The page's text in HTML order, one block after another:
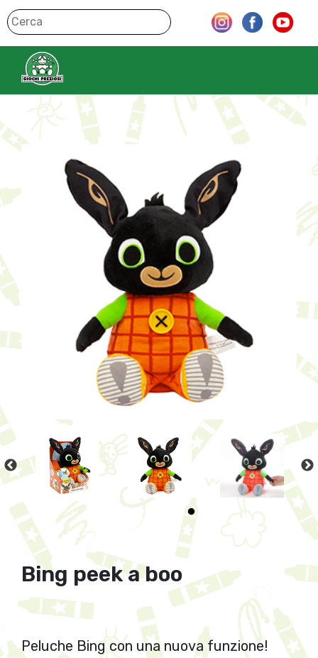
Bing peek a boo
Peluche Bing con una nuova funzione!